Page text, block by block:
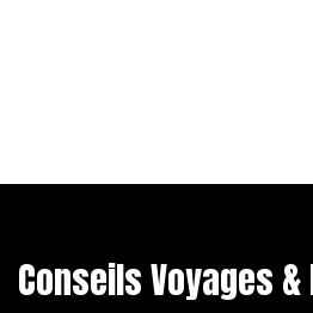
Conseils Voyages